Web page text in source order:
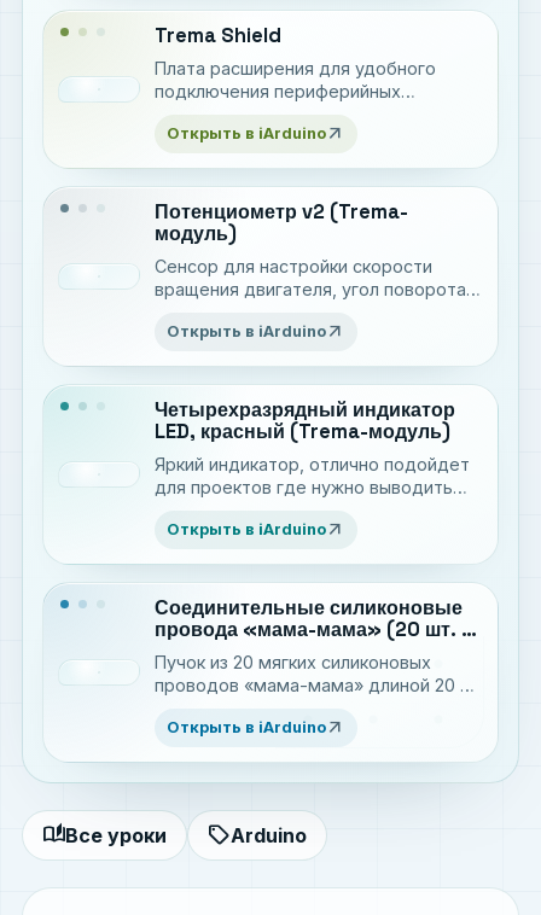
Trema Shield
Плата расширения для удобного
подключения периферийных
Открыть в iArduino arrow_outward
Потенциометр v2 (Trema-
модуль)
Сенсор для настройки скорости
вращения двигателя, угол поворота
т.д.
Открыть в iArduino arrow_outward
Четырехразрядный индикатор
LED, красный (Trema-модуль)
Яркий индикатор, отлично подойдет
для проектов где нужно выводить
программную регулировку яркости
Открыть в iArduino arrow_outward
Соединительные силиконовые
провода «мама-мама» (20 шт. /
20 см)
Пучок из 20 мягких силиконовых
проводов «мама-мама» длиной 20 см
устройств
Открыть в iArduino arrow_outward
auto_storiesВсе уроки sellArduino